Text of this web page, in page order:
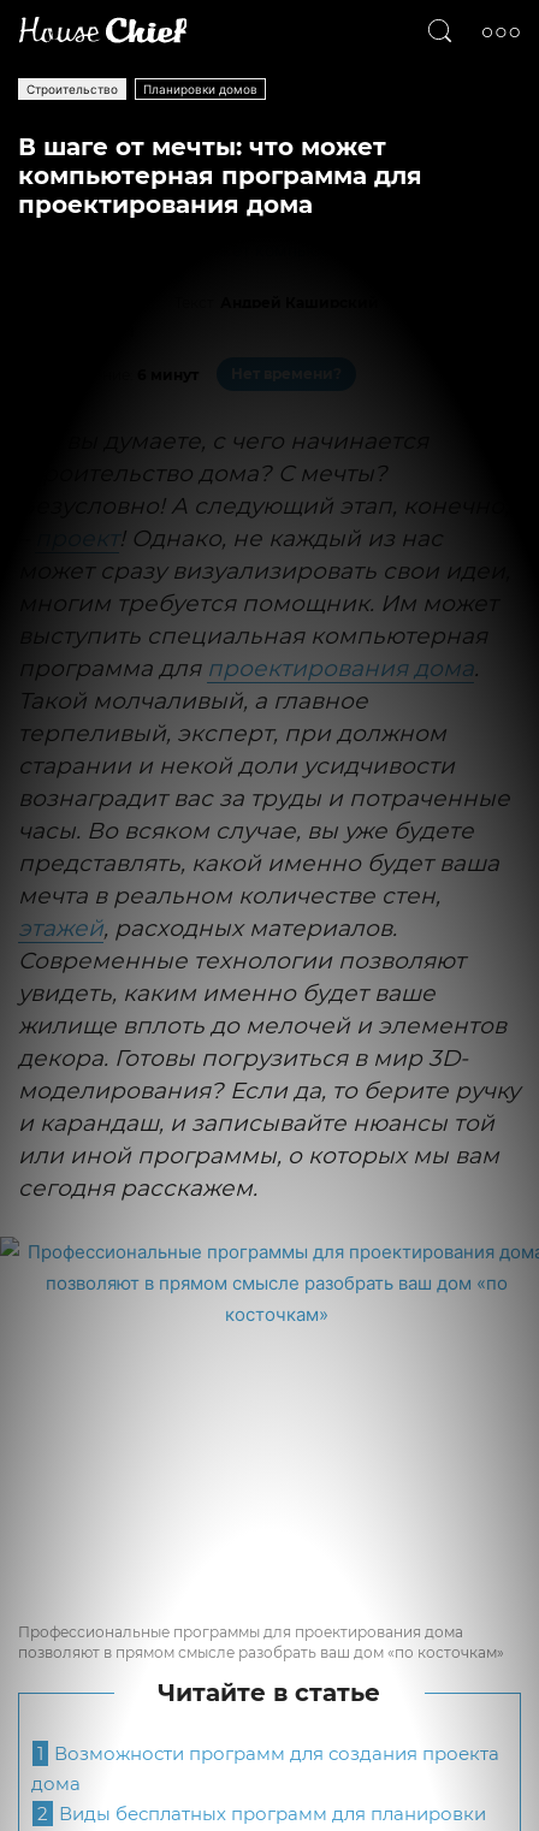
Строительство Планировки домов
В шаге от мечты: что может
компьютерная программа для
проектирования дома
Как вы думаете, с чего начинается
строительство дома? С мечты?
Безусловно! А следующий этап, конечно,
проект! Однако, не каждый из нас
может сразу визуализировать свои идеи,
многим требуется помощник. Им может
выступить специальная компьютерная
программа для проектирования дома.
Такой молчаливый, а главное
терпеливый, эксперт, при должном
старании и некой доли усидчивости
вознаградит вас за труды и потраченные
часы. Во всяком случае, вы уже будете
представлять, какой именно будет ваша
мечта в реальном количестве стен,
этажей, расходных материалов.
Современные технологии позволяют
увидеть, каким именно будет ваше
жилище вплоть до мелочей и элементов
декора. Готовы погрузиться в мир 3D-
моделирования? Если да, то берите ручку
и карандаш, и записывайте нюансы той
или иной программы, о которых мы вам
сегодня расскажем.
Профессиональные программы для проектирования дома
позволяют в прямом смысле разобрать ваш дом «по косточкам»
Читайте в статье
1 Возможности программ для создания проекта
дома
2 Виды бесплатных программ для планировки